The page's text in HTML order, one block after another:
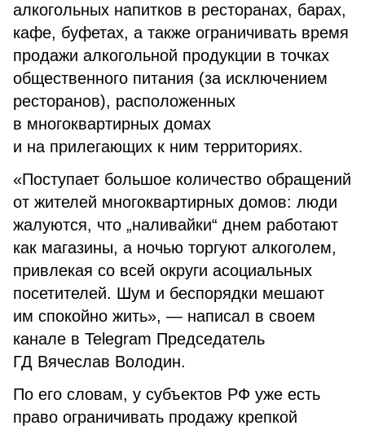
алкогольных напитков в ресторанах, барах,
кафе, буфетах, а также ограничивать время
продажи алкогольной продукции в точках
общественного питания (за исключением
ресторанов), расположенных
в многоквартирных домах
и на прилегающих к ним территориях.
«Поступает большое количество обращений
от жителей многоквартирных домов: люди
жалуются, что „наливайки“ днем работают
как магазины, а ночью торгуют алкоголем,
привлекая со всей округи асоциальных
посетителей. Шум и беспорядки мешают
им спокойно жить», — написал в своем
канале в Telegram Председатель
ГД Вячеслав Володин.
По его словам, у субъектов РФ уже есть
право ограничивать продажу крепкой